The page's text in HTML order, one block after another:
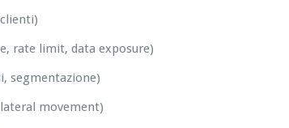
rate limit, data exposure)
segmentazione)
movement)